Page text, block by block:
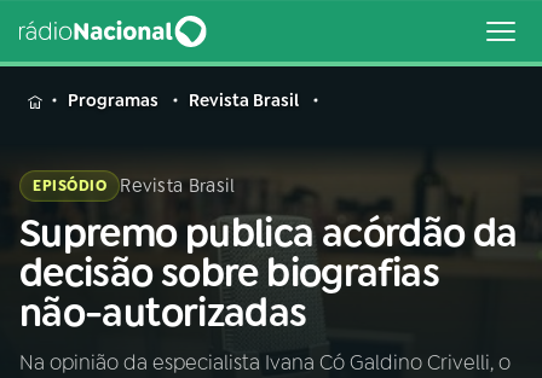
MENU
Buscar
na
Rádio
Nacional
Buscar
AO VIVO
Programas Revista Brasil
EPISÓDIO Revista Brasil
Supremo publica acórdão da
decisão sobre biografias
não-autorizadas
Na opinião da especialista Ivana Có Galdino Crivelli, o